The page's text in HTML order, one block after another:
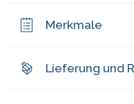
Merkmale
Lieferung und